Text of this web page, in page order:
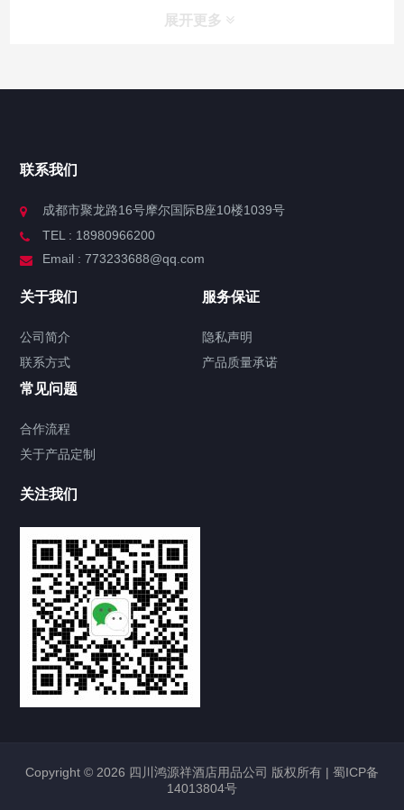
展开更多
联系我们
成都市聚龙路16号摩尔国际B座10楼1039号
TEL : 18980966200
Email : 773233688@qq.com
关于我们
公司简介
联系方式
服务保证
隐私声明
产品质量承诺
常见问题
合作流程
关于产品定制
关注我们
Copyright © 2026 四川鸿源祥酒店用品公司 版权所有 | 蜀ICP备
14013804号